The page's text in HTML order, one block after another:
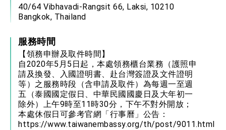
40/64 Vibhavadi-Rangsit 66, Laksi, 10210
Bangkok, Thailand
服務時間
【領務申辦及取件時間】
自2020年5月5日起，本處領務櫃台業務（護照申
請及換發、入國證明書、赴台灣簽證及文件證明
等）之服務時段（含申請及取件）為每週一至週
五（泰國國定假日、中華民國國慶日及大年初一
除外）上午9時至11時30分，下午不對外開放；
本處休假日可參考官網「行事曆」公告：
https://www.taiwanembassy.org/th/post/9011.html